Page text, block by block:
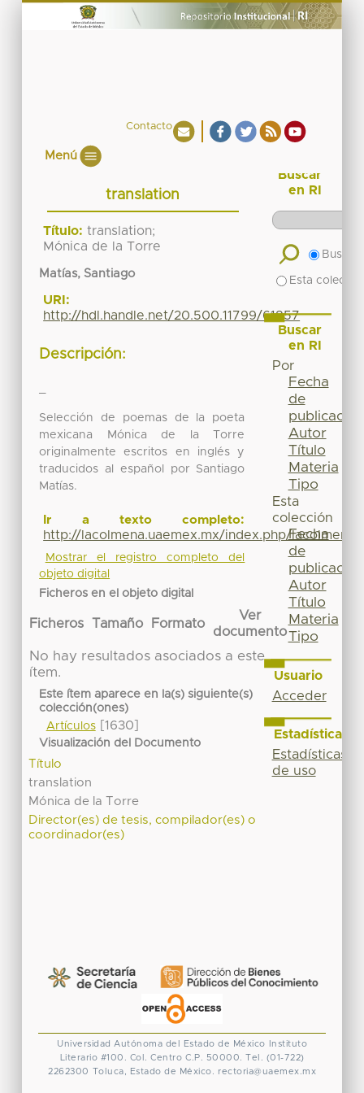
Contacto
Menú
translation
Título: translation;
Mónica de la Torre
Matías, Santiago
URI:
http://hdl.handle.net/20.500.11799/61857
Descripción:
Selección de poemas de la poeta
mexicana Mónica de la Torre
originalmente escritos en inglés y
traducidos al español por Santiago
Matías.
Ir a texto completo:
http://lacolmena.uaemex.mx/index.php/
Mostrar el registro completo del
objeto digital
Ficheros en el objeto digital
Ficheros Tamaño Formato
Ver
documento
No hay resultados asociados a este
ítem.
Este ítem aparece en la(s) siguiente(s)
colección(ones)
Artículos[1630]
Visualización del Documento
Título
translation
Mónica de la Torre
Director(es) de tesis, compilador(es) o
coordinador(es)
Buscar
en RI
Buscar
Esta
Buscar
en RI
Por
Fecha
de
publicación
Autor
Título
Materia
Tipo
Esta
colección
Fecha
de
publicación
Autor
Título
Materia
Tipo
Usuario
Acceder
Estadísticas
Estadísticas
de uso
Universidad Autónoma del Estado de México
Instituto
Literario #100. Col. Centro C.P. 50000. Tel. (01-722)
2262300 Toluca, Estado de México. rectoria@uaemex.mx